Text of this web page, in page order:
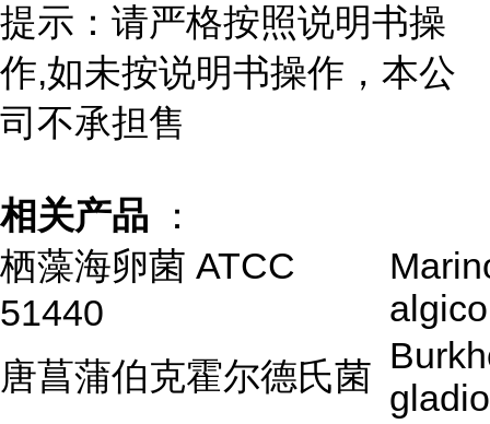
提示：请严格按照说明书操
作,如未按说明书操作，本公
司不承担售
相关产品 ：
栖藻海卵菌 ATCC
51440
唐菖蒲伯克霍尔德氏菌